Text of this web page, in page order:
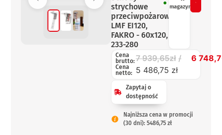
strychowe
przeciwpożarowe
LMF EI120,
FAKRO - 60x120,
233-280
magazynie
Cena
brutto:7 939,65zł 6
Cena
netto: 5 486,75 zł
Zapytaj o
dostępność
Najniższa cena w promocji
(30 dni): 5486,75 zł